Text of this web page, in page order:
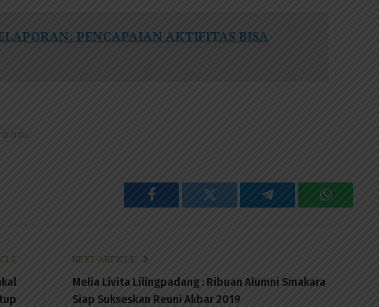
PENCAPAIAN AKTIFITAS BISA
usu
Facebook Twitter Telegram WhatsApp
NEXT ARTICLE
Melia Livita Lilingpadang : Ribuan Alumni Smakara
Siap Sukseskan Reuni Akbar 2019